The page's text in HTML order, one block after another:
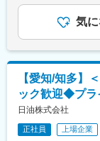
20代30代の
役職者まで
す。何より
切にし、入
せていく風
を切り拓いて
変更の範囲：
※基本的に、
※各々に任
から若手社
OJTでフォロ
令が適用さ
・残業：月
て当社基準
り、選考を
気
【愛知/知多】
ック歓迎◆プラ
日油株式会社
正社員 上場企業